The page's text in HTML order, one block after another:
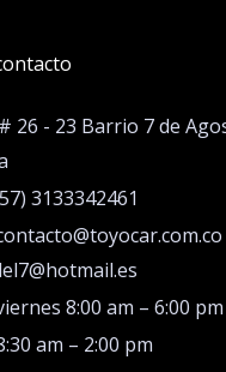
26 - 23 Barrio 7 de
3133342461
8:00 am – 6:00 pm
am – 2:00 pm